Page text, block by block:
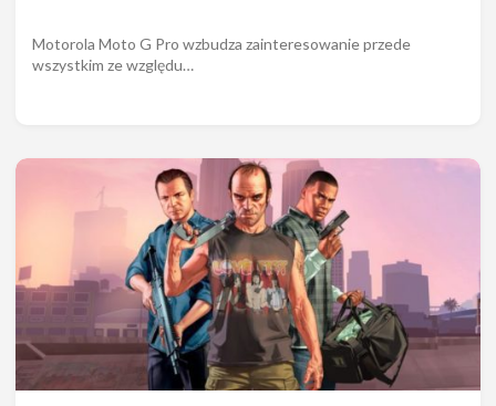
Motorola Moto G Pro wzbudza zainteresowanie przede
wszystkim ze względu…